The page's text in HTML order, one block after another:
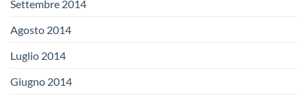
Settembre 2014
Agosto 2014
Luglio 2014
Giugno 2014